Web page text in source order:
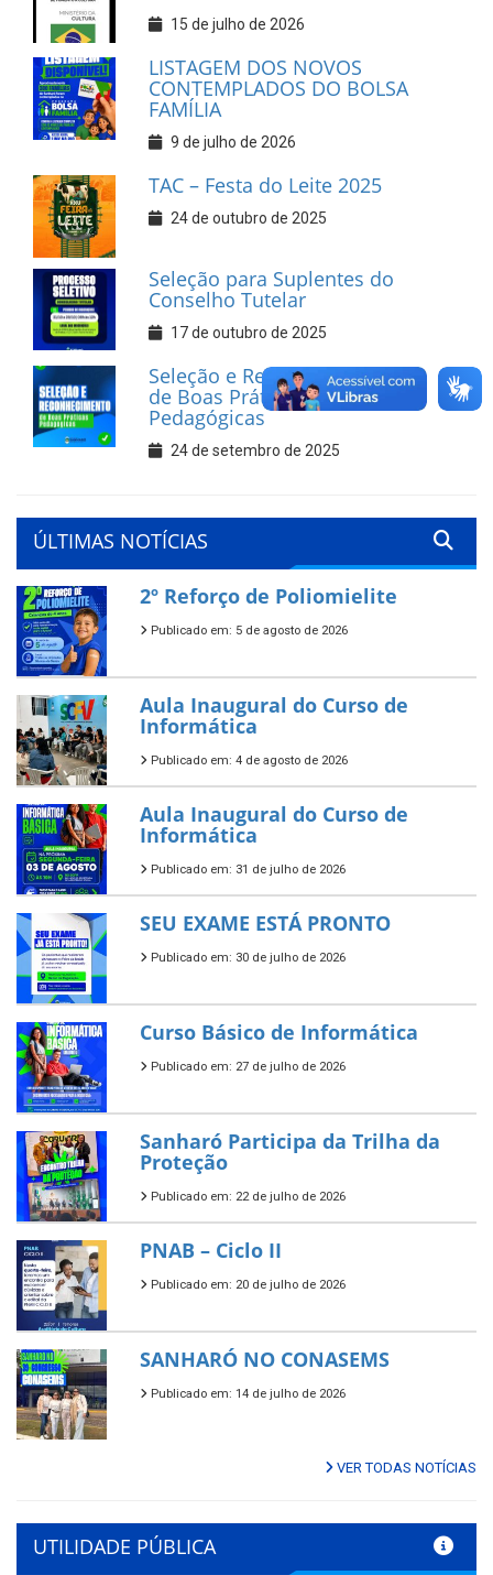
15 de julho de 2026
LISTAGEM DOS NOVOS
CONTEMPLADOS DO BOLSA
FAMÍLIA
9 de julho de 2026
TAC – Festa do Leite 2025
24 de outubro de 2025
Seleção para Suplentes do
Conselho Tutelar
17 de outubro de 2025
Seleção e Reconhecimento
de Boas Práticas
Pedagógicas
24 de setembro de 2025
ÚLTIMAS NOTÍCIAS
2º Reforço de Poliomielite
Publicado em: 5 de agosto de 2026
Aula Inaugural do Curso de
Informática
Publicado em: 4 de agosto de 2026
Aula Inaugural do Curso de
Informática
Publicado em: 31 de julho de 2026
SEU EXAME ESTÁ PRONTO
Publicado em: 30 de julho de 2026
Curso Básico de Informática
Publicado em: 27 de julho de 2026
Sanharó Participa da Trilha da
Proteção
Publicado em: 22 de julho de 2026
PNAB – Ciclo II
Publicado em: 20 de julho de 2026
SANHARÓ NO CONASEMS
Publicado em: 14 de julho de 2026
VER TODAS NOTÍCIAS
UTILIDADE PÚBLICA